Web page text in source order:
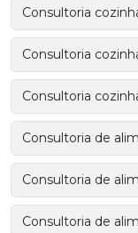
Consultoria
Consultoria
Consultoria
Consultoria de
Consultoria de
Consultoria de